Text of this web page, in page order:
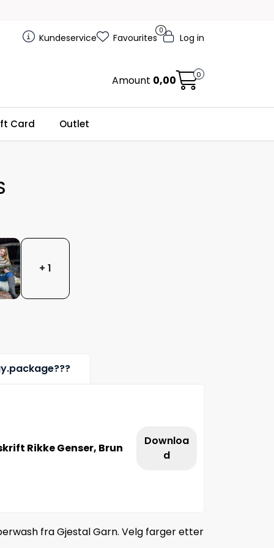
Kundeservice
0
Favourites Log in
Amount 0,00 0
Card Outlet
+ 1
Rikke Genser, Brun
Downloa
d
fra Gjestal Garn. Velg farger etter